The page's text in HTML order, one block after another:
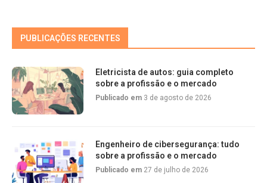
PUBLICAÇÕES RECENTES
Eletricista de autos: guia completo
sobre a profissão e o mercado
Publicado em 3 de agosto de 2026
Engenheiro de cibersegurança: tudo
sobre a profissão e o mercado
Publicado em 27 de julho de 2026